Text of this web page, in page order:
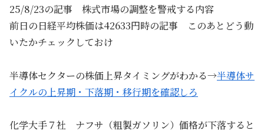
25/8/23の記事 株式市場の調整を警戒する内容
前日の日経平均株価は42633円時の記事 このあとどう動
いたかチェックしておけ
半導体セクターの株価上昇タイミングがわかる→半導体サ
イクルの上昇期・下落期・移行期を確認しろ
化学大手７社 ナフサ（粗製ガソリン）価格が下落すると